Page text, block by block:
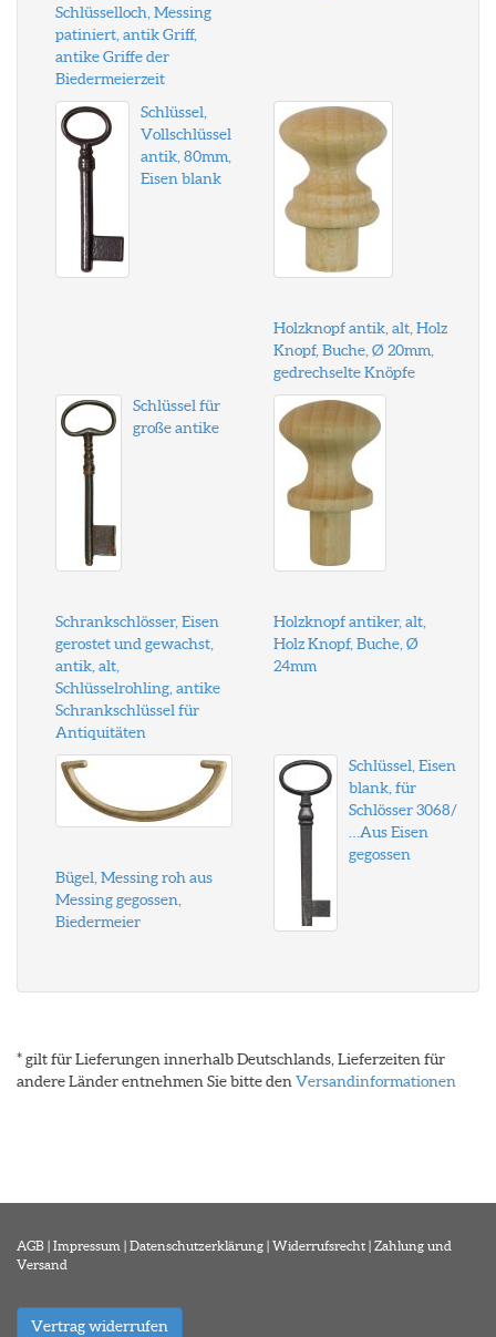
Schlüsselloch, Messing
patiniert, antik Griff,
antike Griffe der
Biedermeierzeit
Schlüssel,
Vollschlüssel
antik, 80mm,
Eisen blank
Holzknopf antik, alt, Holz
Knopf, Buche, Ø 20mm,
gedrechselte Knöpfe
Schlüssel für
große antike
Schrankschlösser, Eisen
gerostet und gewachst,
antik, alt,
Schlüsselrohling, antike
Schrankschlüssel für
Antiquitäten
Holzknopf antiker, alt,
Holz Knopf, Buche, Ø
24mm
Bügel, Messing roh aus
Messing gegossen,
Biedermeier
Schlüssel, Eisen
blank, für
Schlösser 3068/
…Aus Eisen
gegossen
* gilt für Lieferungen innerhalb Deutschlands, Lieferzeiten für
andere Länder entnehmen Sie bitte den Versandinformationen
AGB | Impressum | Datenschutzerklärung | Widerrufsrecht | Zahlung und
Versand
Vertrag widerrufen